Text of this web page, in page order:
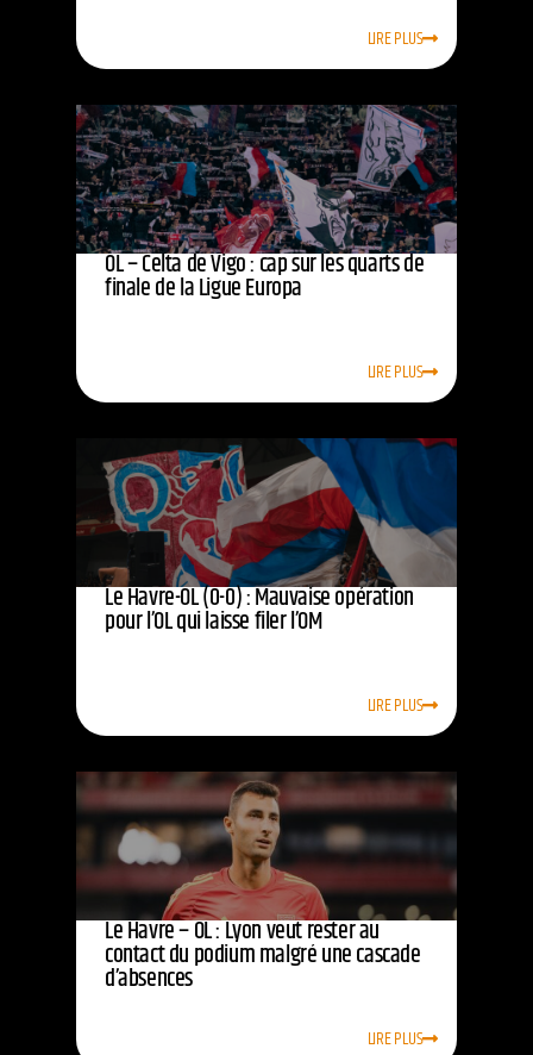
LIRE PLUS
OL – Celta de Vigo : cap sur les quarts de
finale de la Ligue Europa
LIRE PLUS
Le Havre-OL (0-0) : Mauvaise opération
pour l’OL qui laisse filer l’OM
LIRE PLUS
Le Havre – OL : Lyon veut rester au
contact du podium malgré une cascade
d’absences
LIRE PLUS